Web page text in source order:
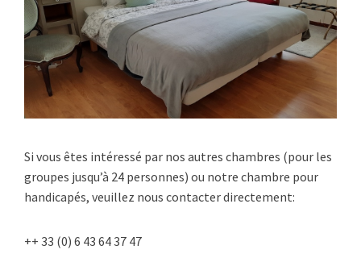
Si vous êtes intéressé par nos autres chambres (pour les
groupes jusqu’à 24 personnes) ou notre chambre pour
handicapés, veuillez nous contacter directement:
++ 33 (0) 6 43 64 37 47